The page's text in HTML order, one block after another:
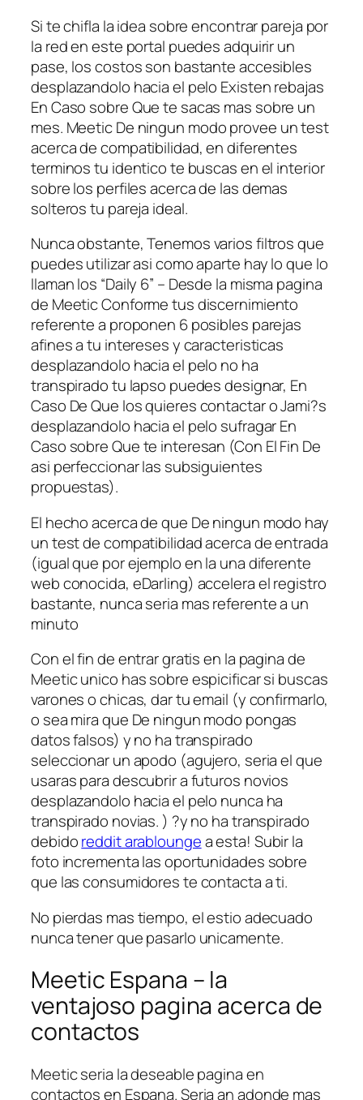
Si te chifla la idea sobre encontrar pareja por
la red en este portal puedes adquirir un
pase, los costos son bastante accesibles
desplazandolo hacia el pelo Existen rebajas
En Caso sobre Que te sacas mas sobre un
mes. Meetic De ningun modo provee un test
acerca de compatibilidad, en diferentes
terminos tu identico te buscas en el interior
sobre los perfiles acerca de las demas
solteros tu pareja ideal.
Nunca obstante, Tenemos varios filtros que
puedes utilizar asi­ como aparte hay lo que lo
llaman los “Daily 6” – Desde la misma pagina
de Meetic Conforme tus discernimiento
referente a proponen 6 posibles parejas
afines a tu intereses y caracteristicas
desplazandolo hacia el pelo no ha
transpirado tu lapso puedes designar, En
Caso De Que los quieres contactar o Jami?s
desplazandolo hacia el pelo sufragar En
Caso sobre Que te interesan (Con El Fin De
asi perfeccionar las subsiguientes
propuestas).
El hecho acerca de que De ningun modo hay
un test de compatibilidad acerca de entrada
(igual que por ejemplo en la una diferente
web conocida, eDarling) accelera el registro
bastante, nunca seri­a mas referente a un
minuto
Con el fin de entrar gratis en la pagina de
Meetic unico has sobre espicificar si buscas
varones o chicas, dar tu email (y confirmarlo,
o sea mira que De ningun modo pongas
datos falsos) y no ha transpirado
seleccionar un apodo (agujero, seri­a el que
usaras para descubrir a futuros novios
desplazandolo hacia el pelo nunca ha
transpirado novias. ) ?y no ha transpirado
debidoreddit arabloungea esta! Subir la
foto incrementa las oportunidades sobre
que las consumidores te contacta a ti.
No pierdas mas tiempo, el esti­o adecuado
nunca tener que pasarlo unicamente.
Meetic Espana – la
ventajoso pagina acerca de
contactos
Meetic seri­a la deseable pagina en
contactos en Espana. Seri­a an adonde mas